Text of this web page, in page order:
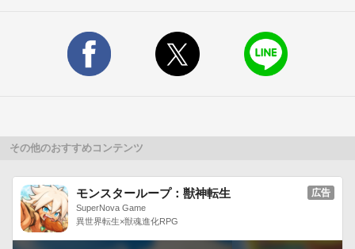
その他のおすすめコンテンツ
モンスターループ：獣神転生
SuperNova Game
異世界転生×獣魂進化RPG
広告